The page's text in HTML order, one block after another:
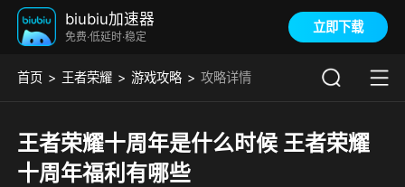
biubiu加速器
免费·低延时·稳定
立即下载
首页 王者荣耀 游戏攻略 攻略详情
王者荣耀十周年是什么时候 王者荣耀
十周年福利有哪些​